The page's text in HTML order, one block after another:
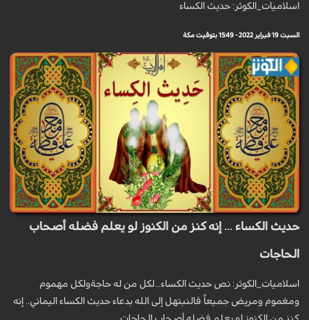
اسلاميات_الكوثر: حديث الكساء
السبت 19 فبراير 2022 - 15:49 بتوقيت مكة
حديث الكساء ... إنه كنز من الكنوز لو يعلم فضله أصحاب
الحاجات
اسلاميات_الكوثر: نص حديث الكساء...لكل من له حاجةولكل مهموم
ومغموم ومريض جميعاً فالنبتهل إلى الله بدعاء حديث الكساء اليماني.. إنه